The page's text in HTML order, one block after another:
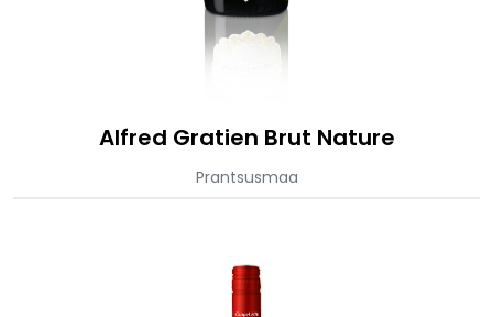
Alfred Gratien Brut Nature
Prantsusmaa